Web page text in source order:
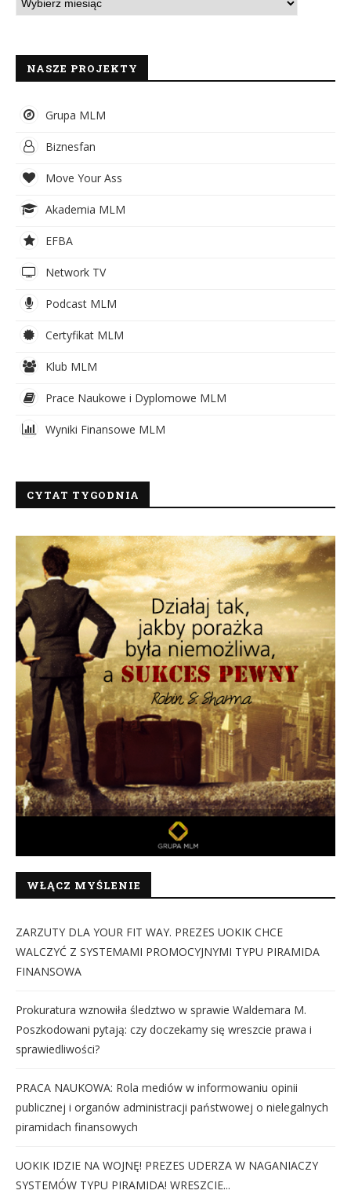
NASZE PROJEKTY
Grupa MLM
Biznesfan
Move Your Ass
Akademia MLM
EFBA
Network TV
Podcast MLM
Certyfikat MLM
Klub MLM
Prace Naukowe i Dyplomowe MLM
Wyniki Finansowe MLM
CYTAT TYGODNIA
WŁĄCZ MYŚLENIE
ZARZUTY DLA YOUR FIT WAY. PREZES UOKIK CHCE
WALCZYĆ Z SYSTEMAMI PROMOCYJNYMI TYPU PIRAMIDA
FINANSOWA
Prokuratura wznowiła śledztwo w sprawie Waldemara M.
Poszkodowani pytają: czy doczekamy się wreszcie prawa i
sprawiedliwości?
PRACA NAUKOWA: Rola mediów w informowaniu opinii
publicznej i organów administracji państwowej o nielegalnych
piramidach finansowych
UOKIK IDZIE NA WOJNĘ! PREZES UDERZA W NAGANIACZY
SYSTEMÓW TYPU PIRAMIDA! WRESZCIE...